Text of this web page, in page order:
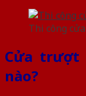
Thi công
Cửa trượt
nào?